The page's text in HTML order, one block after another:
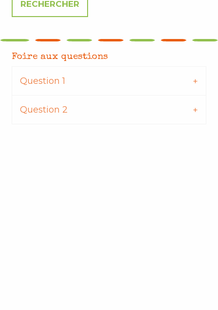
Foire aux questions
Question 1
Question 2